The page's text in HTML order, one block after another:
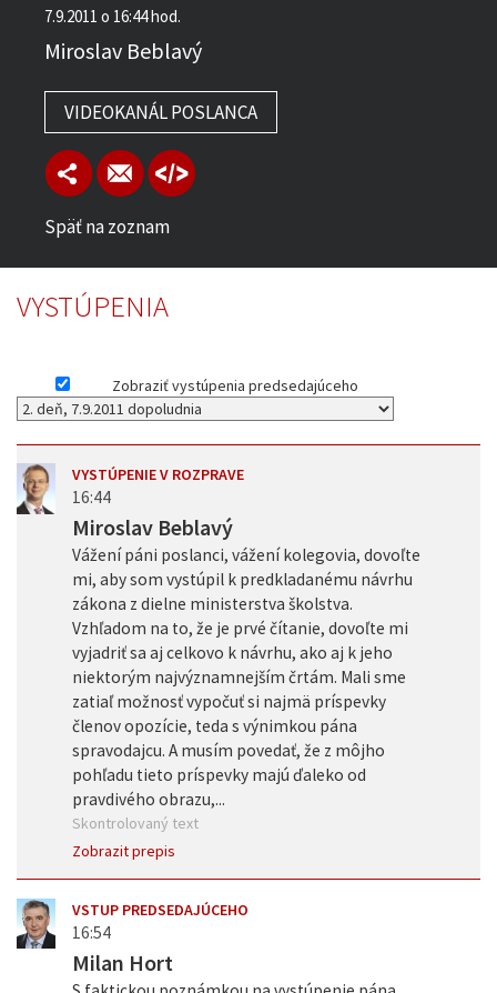
7.9.2011 o 16:44 hod.
Miroslav Beblavý
VIDEOKANÁL POSLANCA
Späť na zoznam
VYSTÚPENIA
Zobraziť vystúpenia predsedajúceho
VYSTÚPENIE V ROZPRAVE
16:44
Miroslav Beblavý
Vážení páni poslanci, vážení kolegovia, dovoľte
mi, aby som vystúpil k predkladanému návrhu
zákona z dielne ministerstva školstva.
Vzhľadom na to, že je prvé čítanie, dovoľte mi
vyjadriť sa aj celkovo k návrhu, ako aj k jeho
niektorým najvýznamnejším črtám. Mali sme
zatiaľ možnosť vypočuť si najmä príspevky
členov opozície, teda s výnimkou pána
spravodajcu. A musím povedať, že z môjho
pohľadu tieto príspevky majú ďaleko od
pravdivého obrazu,...
Skontrolovaný text
Zobrazit prepis
VSTUP PREDSEDAJÚCEHO
16:54
Milan Hort